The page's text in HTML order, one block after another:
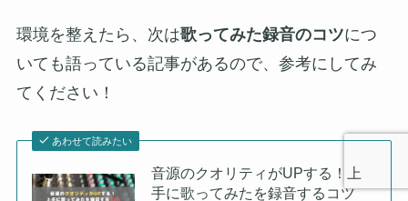
環境を整えたら、次は歌ってみた録音のコツにつ
いても語っている記事があるので、参考にしてみ
てください！
あわせて読みたい
音源のクオリティがUPする！上
手に歌ってみたを録音するコツ